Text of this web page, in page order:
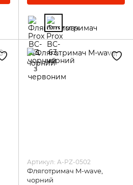
Артикул: A-PZ-0502
Фляготримач M-wave,
чорний